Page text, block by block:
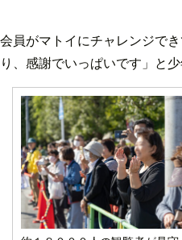
員がマトイにチャレンジで
、感謝でいっぱいです」と少